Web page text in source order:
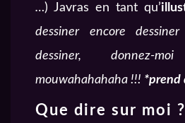
…) Javras en tant qu’
dessiner encore
dessiner, donnez-
mouwahahahaha !!! *prend
Que dire sur moi ?